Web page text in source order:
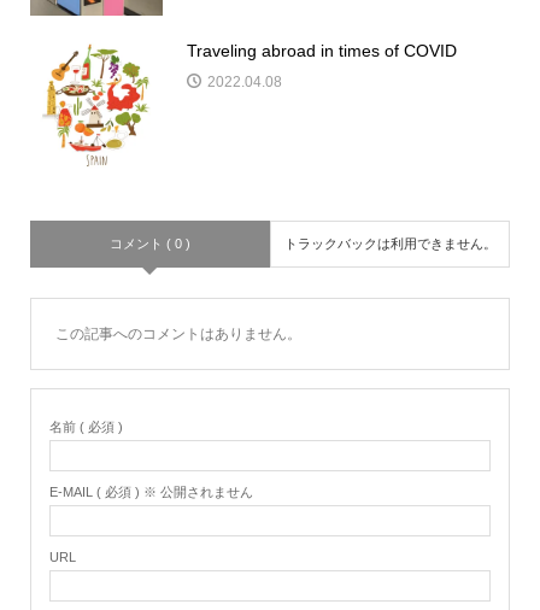
Traveling abroad in times of COVID
2022.04.08
コメント ( 0 ) トラックバックは利用できません。
この記事へのコメントはありません。
名前 ( 必須 )
E-MAIL ( 必須 ) ※ 公開されません
URL